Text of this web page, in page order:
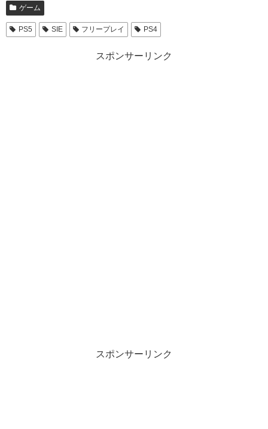
ゲーム
PS5 SIE フリープレイ PS4
スポンサーリンク
スポンサーリンク